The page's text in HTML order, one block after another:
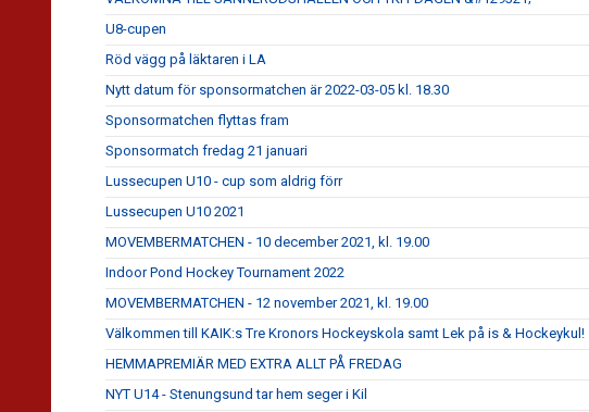
U8-cupen
Röd vägg på läktaren i LA
Nytt datum för sponsormatchen är 2022-03-05 kl. 18.30
Sponsormatchen flyttas fram
Sponsormatch fredag 21 januari
Lussecupen U10 - cup som aldrig förr
Lussecupen U10 2021
MOVEMBERMATCHEN - 10 december 2021, kl. 19.00
Indoor Pond Hockey Tournament 2022
MOVEMBERMATCHEN - 12 november 2021, kl. 19.00
Välkommen till KAIK:s Tre Kronors Hockeyskola samt Lek på is & Hockeykul!
HEMMAPREMIÄR MED EXTRA ALLT PÅ FREDAG
NYT U14 - Stenungsund tar hem seger i Kil